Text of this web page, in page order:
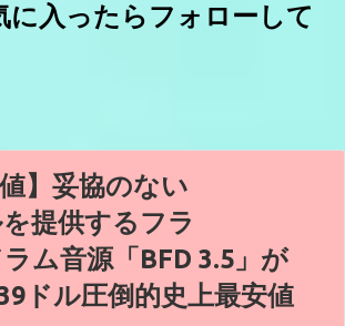
に入ったらフォローして
値】妥協のない
提供するフラ
ム音源「BFD 3.5」が
ドル圧倒的史上最安値